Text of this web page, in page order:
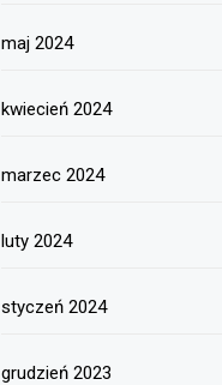
maj 2024
kwiecień 2024
marzec 2024
luty 2024
styczeń 2024
grudzień 2023